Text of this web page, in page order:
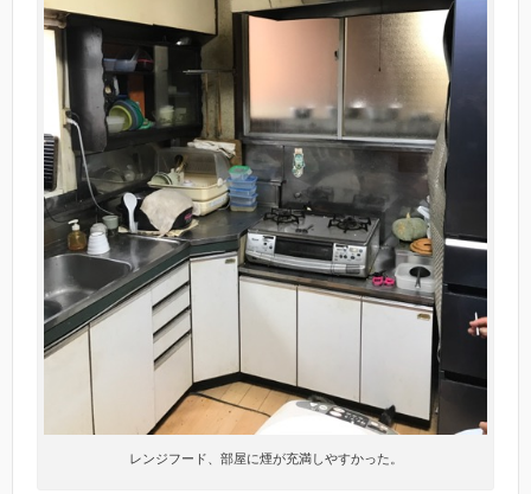
レンジフード、部屋に煙が充満しやすかった。